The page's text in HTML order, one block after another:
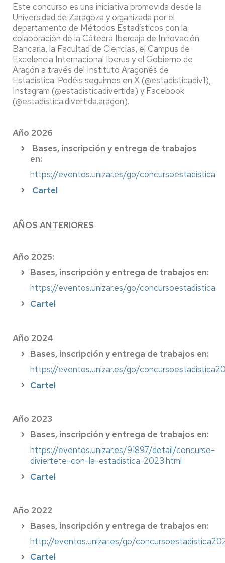
Este concurso es una iniciativa promovida desde la
Universidad de Zaragoza y organizada por el
departamento de Métodos Estadísticos con la
colaboración de la Cátedra Ibercaja de Innovación
Bancaria, la Facultad de Ciencias, el Campus de
Excelencia Internacional Iberus y el Gobierno de
Aragón a través del Instituto Aragonés de
Estadística. Podéis seguirnos en X (@estadisticadiv1),
Instagram (@estadisticadivertida) y Facebook
(@estadistica.divertida.aragon).
Año 2026
Bases, inscripción y entrega de trabajos
en:
https://eventos.unizar.es/go/concursoestadistica
Cartel
AÑOS ANTERIORES
Año 2025:
Bases, inscripción y entrega de trabajos en:
https://eventos.unizar.es/go/concursoestadistica
Cartel
Año 2024
Bases, inscripción y entrega de trabajos en:
https://eventos.unizar.es/go/
Cartel
Año 2023
Bases, inscripción y entrega de trabajos en:
https://eventos.unizar.es/91897/detail/concurso-
diviertete-con-la-estadistica-2023.html
Cartel
Año 2022
Bases, inscripción y entrega de trabajos en:
http://eventos.unizar.es/go/
Cartel